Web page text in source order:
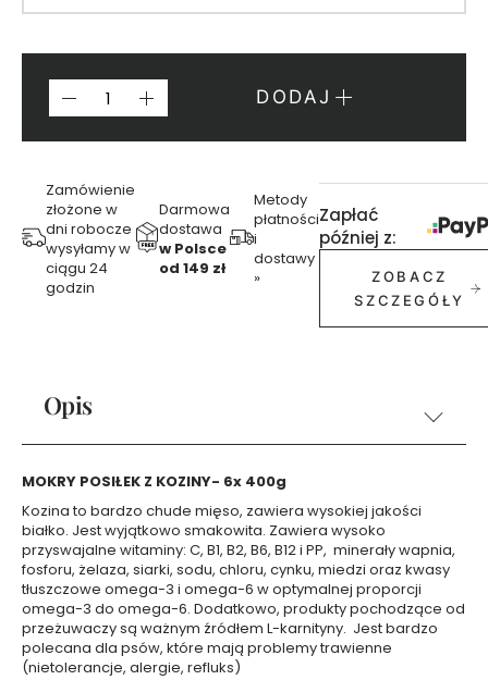
f
m
y
3
m
l
P
e
r
5
l
Ż
e
l
e
p
o
d
DODAJ
Zamówienie
złożone w
dni robocze
wysyłamy w
ciągu 24
godzin
Darmowa
dostawa
w Polsce
od 149 zł
Metody
płatności
i
dostawy
»
Zapłać
później z:
ZOBACZ
SZCZEGÓŁY
Opis
MOKRY POSIŁEK Z KOZINY- 6x 400g
Kozina to bardzo chude mięso, zawiera wysokiej jakości
białko. Jest wyjątkowo smakowita. Zawiera wysoko
przyswajalne witaminy: C, B1, B2, B6, B12 i PP, minerały wapnia,
fosforu, żelaza, siarki, sodu, chloru, cynku, miedzi oraz kwasy
tłuszczowe omega-3 i omega-6 w optymalnej proporcji
omega-3 do omega-6. Dodatkowo, produkty pochodzące od
przeżuwaczy są ważnym źródłem L-karnityny. Jest bardzo
polecana dla psów, które mają problemy trawienne
(nietolerancje, alergie, refluks)